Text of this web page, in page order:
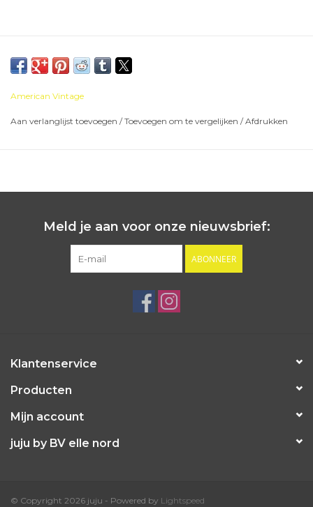
American Vintage
Aan verlanglijst toevoegen /Toevoegen om te vergelijken /Afdrukken
Meld je aan voor onze nieuwsbrief:
ABONNEER
Klantenservice
Producten
Mijn account
juju by BV elle nord
© Copyright 2026 juju - Powered by Lightspeed